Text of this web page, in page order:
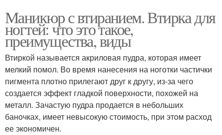
Маникюр с втиранием. Втирка для
ногтей: что это такое,
преимущества, виды
Втиркой называется акриловая пудра, которая имеет
мелкий помол. Во время нанесения на ноготки частички
пигмента плотно прилегают друг к другу, из-за чего
создается эффект гладкой поверхности, похожей на
металл. Зачастую пудра продается в небольших
баночках, имеет невысокую стоимость, при этом расход
ее экономичен.